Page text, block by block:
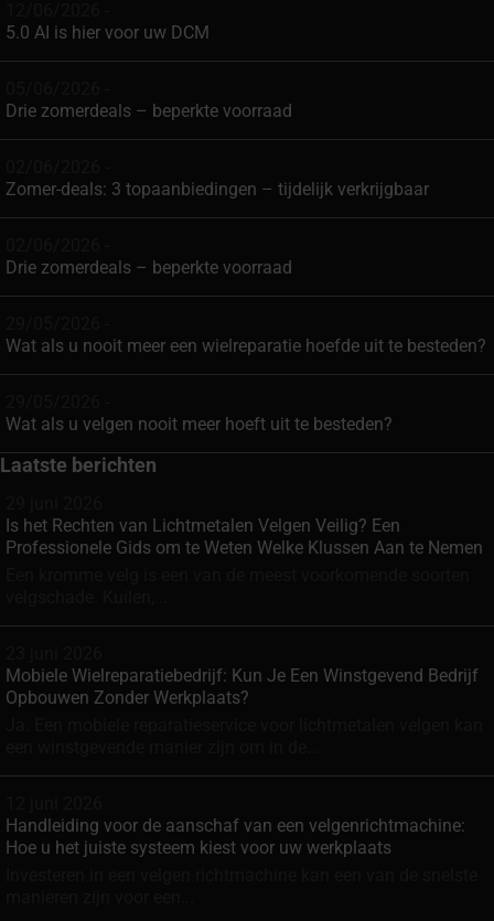
5.0 AI is hier voor uw DCM
Drie zomerdeals – beperkte voorraad
Zomer-deals: 3 topaanbiedingen – tijdelijk verkrijgbaar
Drie zomerdeals – beperkte voorraad
Wat als u nooit meer een wielreparatie hoefde uit te besteden?
Wat als u velgen nooit meer hoeft uit te besteden?
Laatste berichten
Is het Rechten van Lichtmetalen Velgen Veilig? Een
Professionele Gids om te Weten Welke Klussen Aan te Nemen
Mobiele Wielreparatiebedrijf: Kun Je Een Winstgevend Bedrijf
Opbouwen Zonder Werkplaats?
Handleiding voor de aanschaf van een velgenrichtmachine:
Hoe u het juiste systeem kiest voor uw werkplaats